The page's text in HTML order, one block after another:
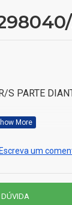
S PARTE
Escreva um
DÚVIDA